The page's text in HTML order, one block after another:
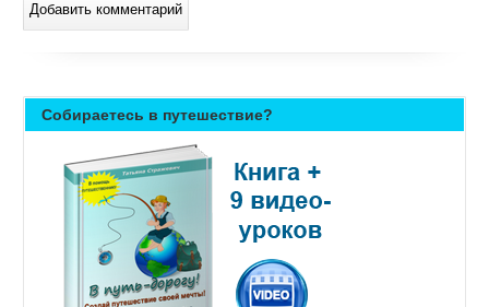
Собираетесь в путешествие?